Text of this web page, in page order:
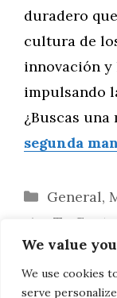
We value
We use cookies
serve
duradero
cultura de
innovación
impulsando
¿Buscas
segunda
General,
¿Te
Tener una
Las 30